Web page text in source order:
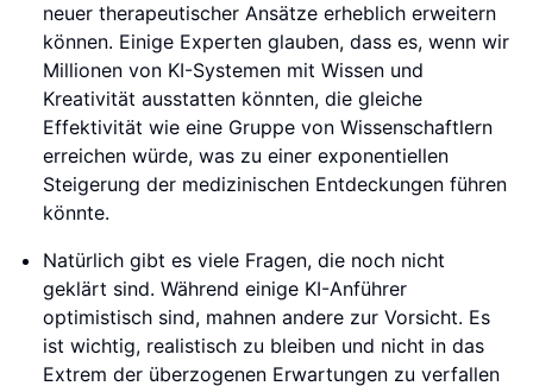
neuer therapeutischer Ansätze erheblich erweitern
können. Einige Experten glauben, dass es, wenn wir
Millionen von KI-Systemen mit Wissen und
Kreativität ausstatten könnten, die gleiche
Effektivität wie eine Gruppe von Wissenschaftlern
erreichen würde, was zu einer exponentiellen
Steigerung der medizinischen Entdeckungen führen
könnte.
Natürlich gibt es viele Fragen, die noch nicht
geklärt sind. Während einige KI-Anführer
optimistisch sind, mahnen andere zur Vorsicht. Es
ist wichtig, realistisch zu bleiben und nicht in das
Extrem der überzogenen Erwartungen zu verfallen